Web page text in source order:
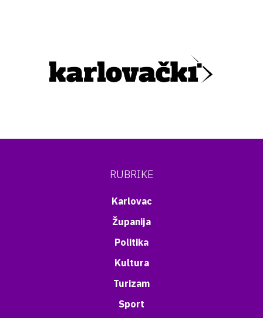
RUBRIKE
Karlovac
Županija
Politika
Kultura
Turizam
Sport